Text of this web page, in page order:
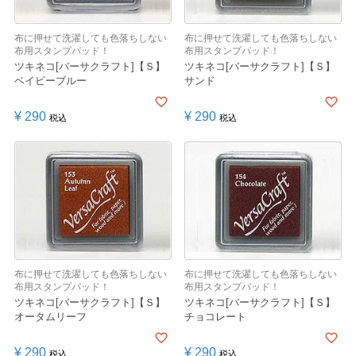
布に押せて洗濯しても色落ちしない
布用スタンプパッド！
ツキネコ[バーサクラフト]【Ｓ】
ベイビーブルー
¥ 290 税込
布に押せて洗濯しても色落ちしない
布用スタンプパッド！
ツキネコ[バーサクラフト]【Ｓ】
サンド
¥ 290 税込
布に押せて洗濯しても色落ちしない
布用スタンプパッド！
ツキネコ[バーサクラフト]【Ｓ】
オータムリーフ
¥ 290 税込
布に押せて洗濯しても色落ちしない
布用スタンプパッド！
ツキネコ[バーサクラフト]【Ｓ】
チョコレート
¥ 290 税込